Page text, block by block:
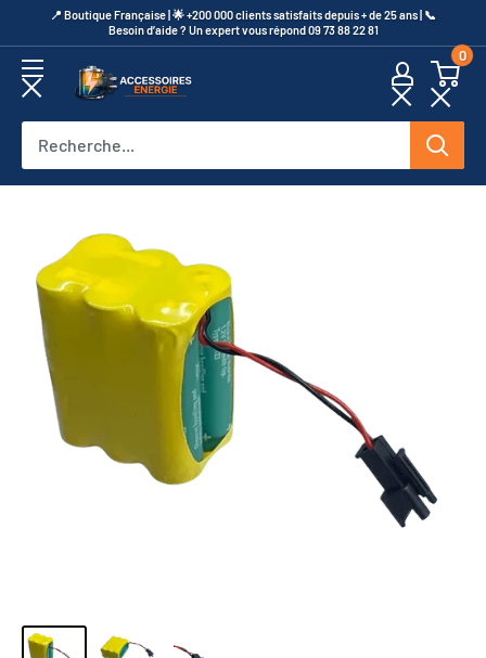
au
contenu
​📍​ Boutique Française | 🌟 +200 000 clients satisfaits depuis + de 25 ans | 📞​
Besoin d’aide ? Un expert vous répond 09 73 88 22 81
Accessoires
0